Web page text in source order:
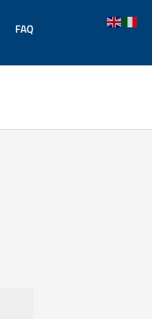
FAQ